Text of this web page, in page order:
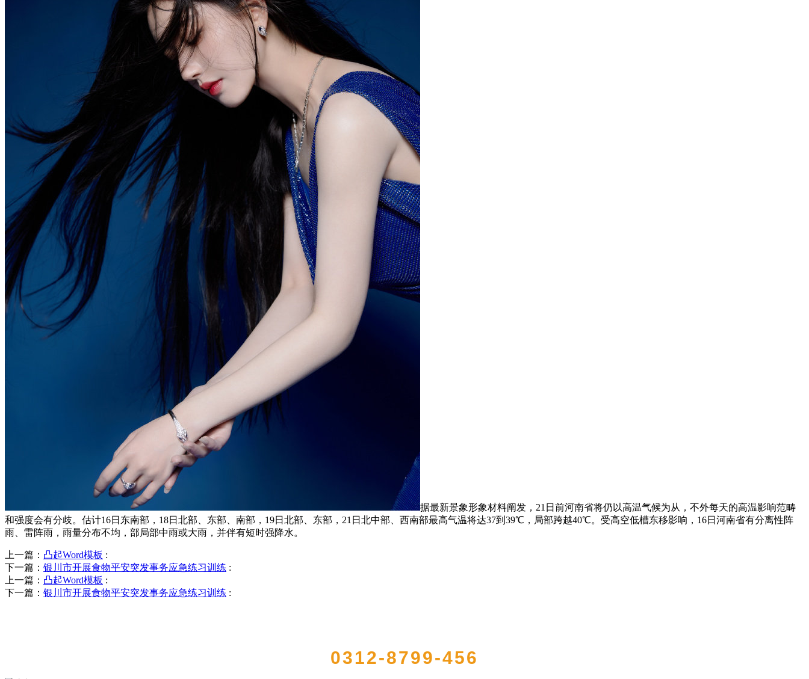
据最新景象形象材料阐发，21日前河南省将仍以高温气候为从，不外每天的高温影响范畴
和强度会有分歧。估计16日东南部，18日北部、东部、南部，19日北部、东部，21日北中部、西南部最高气温将达37到39℃，局部跨越40℃。受高空低槽东移影响，16日河南省有分离性阵
雨、雷阵雨，雨量分布不均，部局部中雨或大雨，并伴有短时强降水。
上一篇： 凸起Word模板 :
下一篇： 银川市开展食物平安突发事务应急练习训练 :
上一篇： 凸起Word模板 :
下一篇： 银川市开展食物平安突发事务应急练习训练 :
0312-8799-456